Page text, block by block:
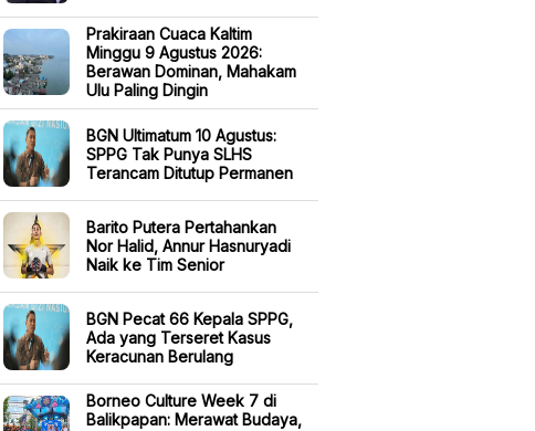
Prakiraan Cuaca Kaltim
Minggu 9 Agustus 2026:
Berawan Dominan, Mahakam
Ulu Paling Dingin
BGN Ultimatum 10 Agustus:
SPPG Tak Punya SLHS
Terancam Ditutup Permanen
Barito Putera Pertahankan
Nor Halid, Annur Hasnuryadi
Naik ke Tim Senior
BGN Pecat 66 Kepala SPPG,
Ada yang Terseret Kasus
Keracunan Berulang
Borneo Culture Week 7 di
Balikpapan: Merawat Budaya,